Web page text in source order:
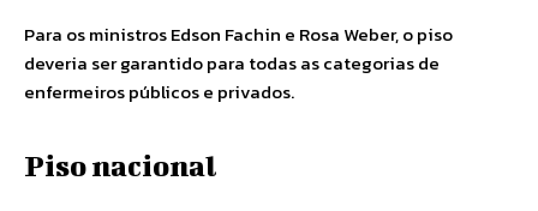
Para os ministros Edson Fachin e Rosa Weber, o piso
deveria ser garantido para todas as categorias de
enfermeiros públicos e privados.
Piso nacional